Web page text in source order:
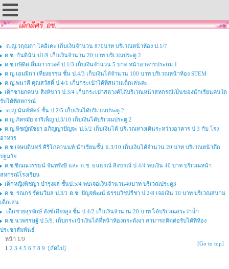
ด.ญ.วฤณดา โคอิเคะ เก็บเงินจำนวน 870บาท บริเวณหน้าห้อง ป.1/7
ด.ช. กันตินัน ป1/9 เก็บเงินจำนวน 20 บาท บริเวณประตู 2
ด.ช.กษิดิศ ลิ้มถาวรวงศ์ ป.1/3 เก็บเงินจำนวน 5 บาท หน้าอาคารประถม 1
ด.ญ.เอมมิกา เที่ยงธรรม ชั้น ป.4/3 เก็บเงินได้จำนวน 100 บาท บริเวณหน้าห้อง STEM
ด.ญ.พนาลี คุณสวัสดิ์ ป.4/1 เก็บกระเป๋าได้ที่สนามเด็กเล่นค่ะ
เด็กชายภคนน สิงห์ขาว ป.3/4 เก็บกระเป๋าสตางค์ได้บริเวณหน้าสหกรณ์เป็นของนักเรียนคนใด
รับได้ที่สหกรณ์
ด.ญ.นันท์พัทธ์ ชั้น ป.2/5 เก็บเงินได้บริเวณประตู 2
ด.ญ.ภัครมัย จาริเพ็ญ ป.3/10 เก็บเงินได้บริเวณประตู 2
ด.ญ.พิชญ์ณัชยา อภิญญาปัญจะ ป.5/2 เก็บเงินได้ บริเวณทางเดินระหว่างอาคาร ป.3 กับ โรง
อาหาร
ด.ช.เจษบดินทร์ ศิริโภคานนท์ นักเรียนชั้น อ.3/10 เก็บเงินได้จำนวน 20 บาท บริเวณหน้าตึก
ปฐมวัย
ด.ช.ชิณณวรรธน์ จันทรังษี และ ด.ช. ธนธรณ์ สิงขรณ์ ป.4/4 พบเงิน 40 บาท บริเวณหน้า
สหกรณ์โรงเรียน
เด็กหญิงพิชญา บำรุงผล ชั้นป.5/4 พบเจอเงินจำนวน40บาท บริเวณประตู3
ด.ช. รณกร รัตนวิมล ป.3/1 ด.ช. ปัญจพัฒน์ ธรรมวิชปรีชา ป.2/8 เจอเงิน 10 บาท บริเวณสนาม
เด็กเล่น
เด็กชายสุรจักษ์ สังข์เสียงสูง ชั้น ป.4/2 เก็บเงินจำนวน 20 บาท ได้บริเวณสระว่าน้ำ
ด.ช นวพรรษฐ์ ป.5/9. เก็บกระเป๋าเงินได้ที่หน้าห้องกระดังงา สามารถติดต่อรับได้ที่ห้อง
ประชาสัมพันธ์
หน้า 1/9
1 2 3 4 5 6 7 8 9 [ถัดไป]
[Go to top]